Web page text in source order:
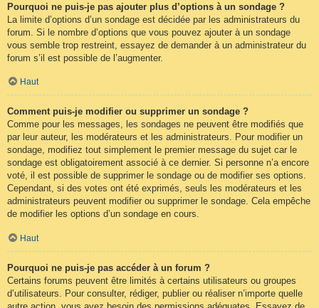
Pourquoi ne puis-je pas ajouter plus d’options à un sondage ?
La limite d’options d’un sondage est décidée par les administrateurs du
forum. Si le nombre d’options que vous pouvez ajouter à un sondage
vous semble trop restreint, essayez de demander à un administrateur du
forum s’il est possible de l’augmenter.
Haut
Comment puis-je modifier ou supprimer un sondage ?
Comme pour les messages, les sondages ne peuvent être modifiés que
par leur auteur, les modérateurs et les administrateurs. Pour modifier un
sondage, modifiez tout simplement le premier message du sujet car le
sondage est obligatoirement associé à ce dernier. Si personne n’a encore
voté, il est possible de supprimer le sondage ou de modifier ses options.
Cependant, si des votes ont été exprimés, seuls les modérateurs et les
administrateurs peuvent modifier ou supprimer le sondage. Cela empêche
de modifier les options d’un sondage en cours.
Haut
Pourquoi ne puis-je pas accéder à un forum ?
Certains forums peuvent être limités à certains utilisateurs ou groupes
d’utilisateurs. Pour consulter, rédiger, publier ou réaliser n’importe quelle